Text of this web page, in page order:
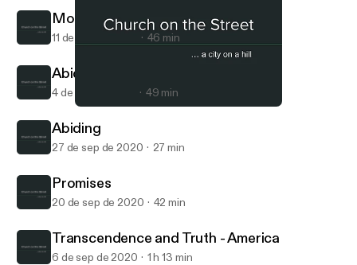
Church on the Street - Linden, MI
More on Fruit
11 de oct de 2020 46 min
Abiding and Fruit
4 de oct de 2020 49 min
Abiding
27 de sep de 2020 27 min
Promises
20 de sep de 2020 42 min
Transcendence and Truth - America
6 de sep de 2020 1 h 13 min